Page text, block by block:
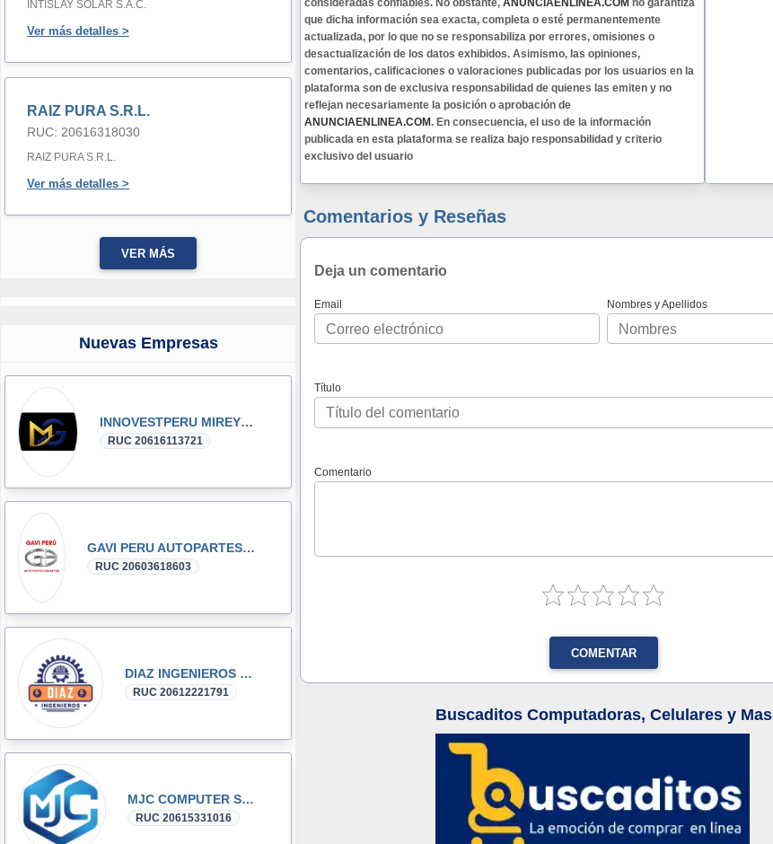
INTISLAY SOLAR S.A.C.
Ver más detalles >
RAIZ PURA S.R.L.
RUC: 20616318030
RAIZ PURA S.R.L.
Ver más detalles >
VER MÁS
Nuevas Empresas
INNOVESTPERU MIREYKA GROUP SAC
RUC 20616113721
GAVI PERU AUTOPARTES DONGFENG y DFSK GLORY
RUC 20603618603
DIAZ INGENIEROS SRL
RUC 20612221791
MJC COMPUTER SAC
RUC 20615331016
consideradas confiables. No obstante, ANUNCIAENLINEA.COM no garantiza
que dicha información sea exacta, completa o esté permanentemente
actualizada, por lo que no se responsabiliza por errores, omisiones o
desactualización de los datos exhibidos. Asimismo, las opiniones,
comentarios, calificaciones o valoraciones publicadas por los usuarios en la
plataforma son de exclusiva responsabilidad de quienes las emiten y no
reflejan necesariamente la posición o aprobación de
ANUNCIAENLINEA.COM. En consecuencia, el uso de la información
publicada en esta plataforma se realiza bajo responsabilidad y criterio
exclusivo del usuario
Comentarios y Reseñas
Deja un comentario
Email Nombres y Apellidos
Título
Comentario
COMENTAR
Buscaditos Computadoras, Celulares y Mas